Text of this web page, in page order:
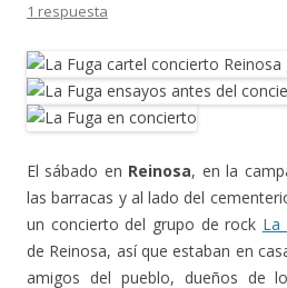
1 respuesta
El sábado en Reinosa, en la
las barracas y al lado del
un concierto del grupo de rock La
de Reinosa, así que estaban en
amigos del pueblo, dueños de